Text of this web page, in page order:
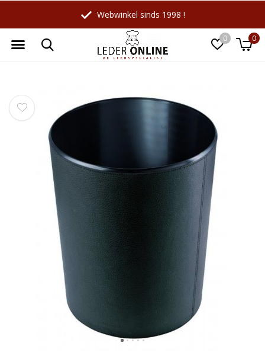
0 0
Webwinkel sinds 1998 !
Wellicht zijn deze producten ook
interessant voor je?
Lederen schrijfmap A4 |
ritssluiting en tablet vak
€109,95
Leren Billfold
portemonnee The